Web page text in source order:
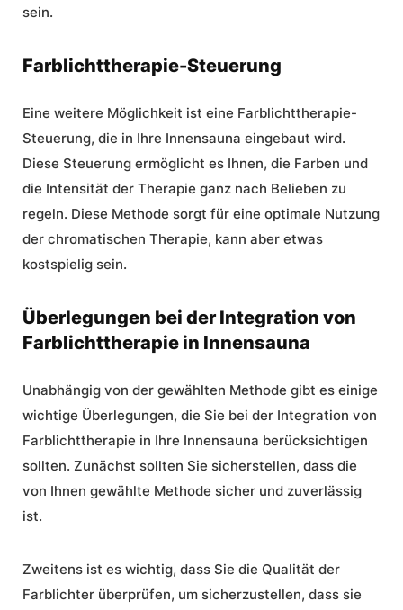
sein.
Farblichttherapie-Steuerung
Eine weitere Möglichkeit ist eine Farblichttherapie-
Steuerung, die in Ihre Innensauna eingebaut wird.
Diese Steuerung ermöglicht es Ihnen, die Farben und
die Intensität der Therapie ganz nach Belieben zu
regeln. Diese Methode sorgt für eine optimale Nutzung
der chromatischen Therapie, kann aber etwas
kostspielig sein.
Überlegungen bei der Integration von
Farblichttherapie in Innensauna
Unabhängig von der gewählten Methode gibt es einige
wichtige Überlegungen, die Sie bei der Integration von
Farblichttherapie in Ihre Innensauna berücksichtigen
sollten. Zunächst sollten Sie sicherstellen, dass die
von Ihnen gewählte Methode sicher und zuverlässig
ist.
Zweitens ist es wichtig, dass Sie die Qualität der
Farblichter überprüfen, um sicherzustellen, dass sie